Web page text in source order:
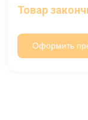
Товар
Оформить